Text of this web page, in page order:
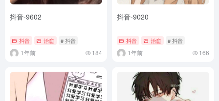
抖音-9602
抖音 治愈 # 抖音
1年前 184
抖音-9020
抖音 治愈 # 抖音
1年前 166